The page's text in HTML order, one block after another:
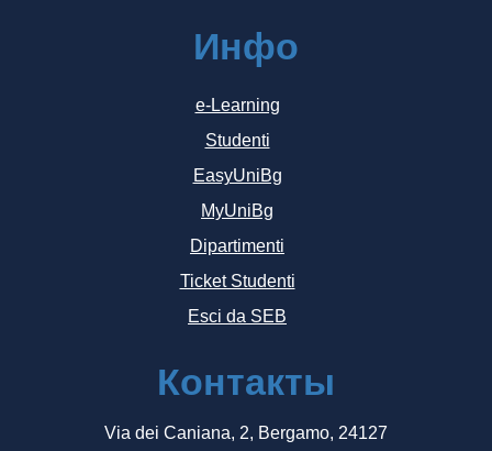
Инфо
e-Learning
Studenti
EasyUniBg
MyUniBg
Dipartimenti
Ticket Studenti
Esci da SEB
Контакты
Via dei Caniana, 2, Bergamo, 24127